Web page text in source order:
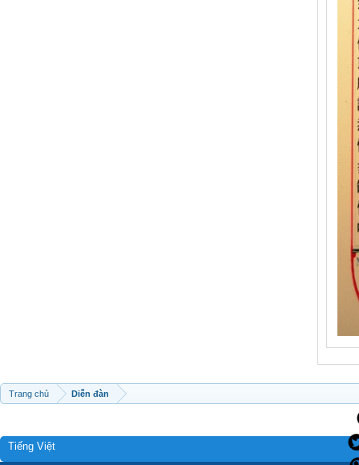
Trang chủ Diễn đàn
Tiếng Việt